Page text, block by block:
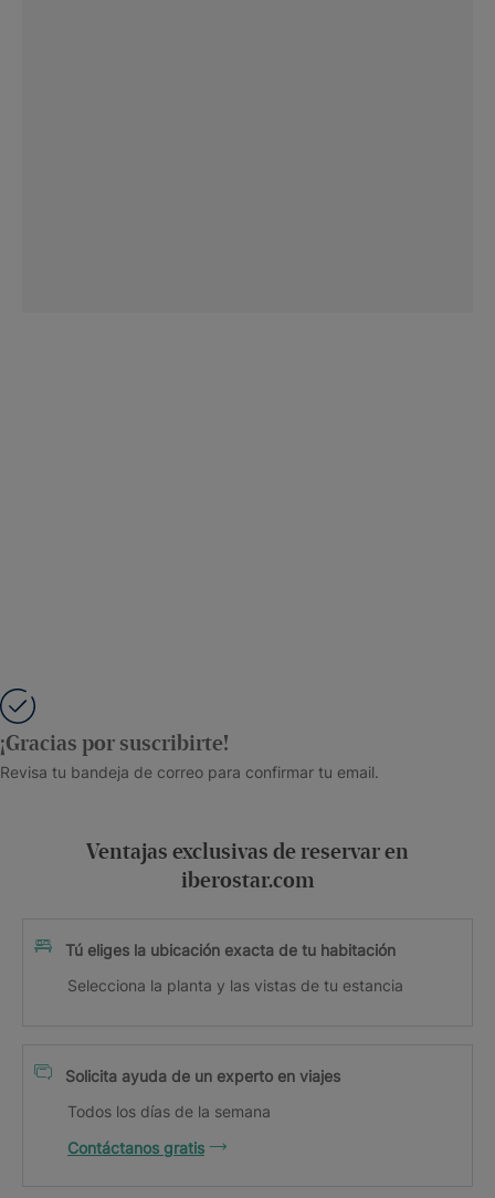
¡Gracias por suscribirte!
Revisa tu bandeja de correo para confirmar tu email.
Ventajas exclusivas de reservar en
iberostar.com
Tú eliges la ubicación exacta de tu habitación
Selecciona la planta y las vistas de tu estancia
Solicita ayuda de un experto en viajes
Todos los días de la semana
Contáctanos gratis